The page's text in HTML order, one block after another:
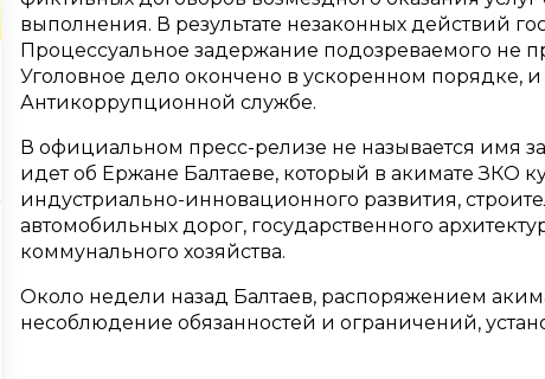
выполнения. В результате незаконных действий
Процессуальное задержание подозреваемого не
Уголовное дело окончено в ускоренном порядке,
Антикоррупционной службе.
В официальном пресс-релизе не называется имя
идет об Ержане Балтаеве, который в акимате ЗКО
индустриально-инновационного развития,
автомобильных дорог, государственного
коммунального хозяйства.
Около недели назад Балтаев, распоряжением
несоблюдение обязанностей и ограничений,